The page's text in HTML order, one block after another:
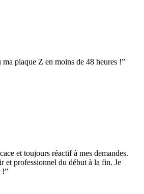
plaque Z en moins de 48 heures !”
et toujours réactif à mes demandes.
et professionnel du début à la fin. Je
!”